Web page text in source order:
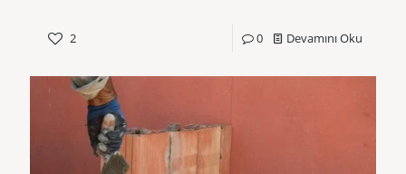
2 0 Devamını Oku